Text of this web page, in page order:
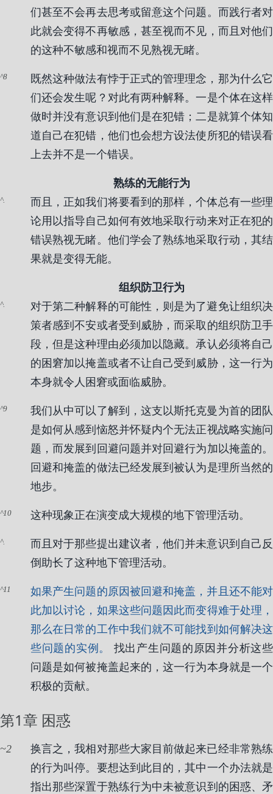
们甚至不会再去思考或留意这个问题。而践行者对
此就会变得不再敏感，甚至视而不见，而且对他们
的这种不敏感和视而不见熟视无睹。
8
既然这种做法有悖于正式的管理理念，那为什么它
们还会发生呢？对此有两种解释。一是个体在这样
做时并没有意识到他们是在犯错；二是就算个体知
道自己在犯错，他们也会想方设法使所犯的错误看
上去并不是一个错误。
熟练的无能行为
.
而且，正如我们将要看到的那样，个体总有一些理
论用以指导自己如何有效地采取行动来对正在犯的
错误熟视无睹。他们学会了熟练地采取行动，其结
果就是变得无能。
组织防卫行为
.
对于第二种解释的可能性，则是为了避免让组织决
策者感到不安或者受到威胁，而采取的组织防卫手
段，但是这种理由必须加以隐藏。承认必须将自己
的困窘加以掩盖或者不让自己受到威胁，这一行为
本身就令人困窘或面临威胁。
9
我们从中可以了解到，这支以斯托克曼为首的团队
是如何从感到恼怒并怀疑内个无法正视战略实施问
题，而发展到回避问题并对回避行为加以掩盖的。
回避和掩盖的做法已经发展到被认为是理所当然的
地步。
10 这种现象正在演变成大规模的地下管理活动。
.
而且对于那些提出建议者，他们并未意识到自己反
倒助长了这种地下管理活动。
11
如果产生问题的原因被回避和掩盖，并且还不能对
此加以讨论，如果这些问题因此而变得难于处理，
那么在日常的工作中我们就不可能找到如何解决这
些问题的实例。
找出产生问题的原因并分析这些
问题是如何被掩盖起来的，这一行为本身就是一个
积极的贡献。
第1章 困惑
2
换言之，我相对那些大家目前做起来已经非常熟练
的行为叫停。要想达到此目的，其中一个办法就是
指出那些深置于熟练行为中未被意识到的困惑、矛